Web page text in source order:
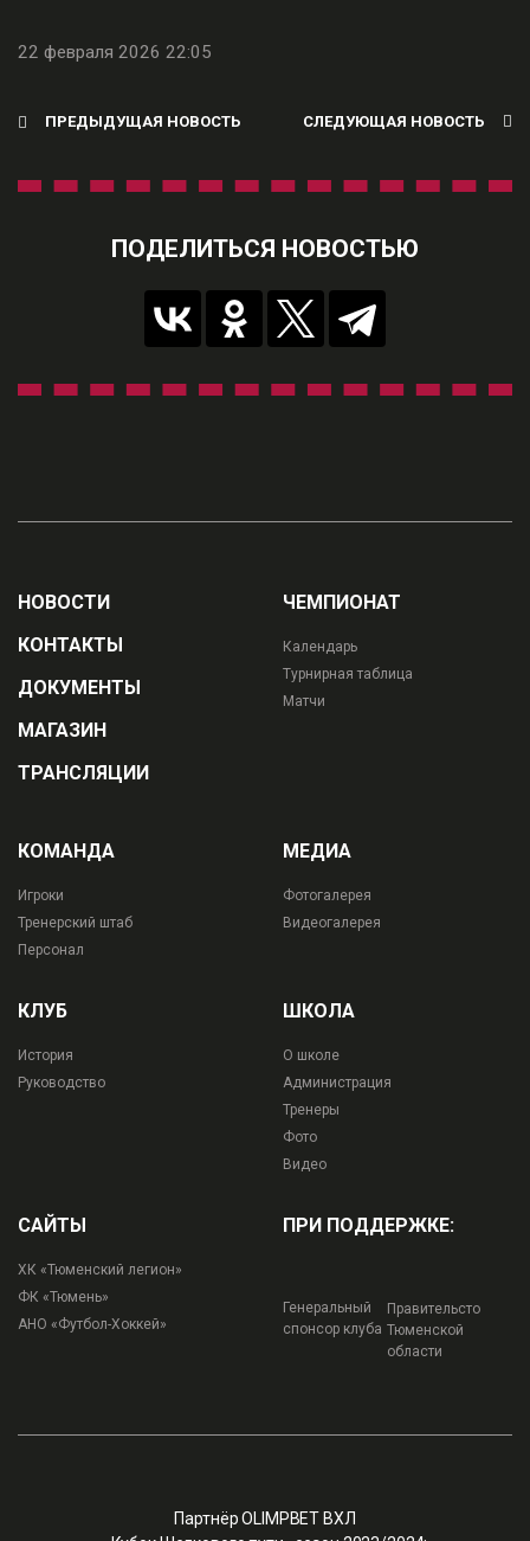
22 февраля 2026 22:05
ПРЕДЫДУЩАЯ НОВОСТЬ СЛЕДУЮЩАЯ НОВОСТЬ
ПОДЕЛИТЬСЯ НОВОСТЬЮ
НОВОСТИ
КОНТАКТЫ
ДОКУМЕНТЫ
МАГАЗИН
ТРАНСЛЯЦИИ
ЧЕМПИОНАТ
Календарь
Турнирная таблица
Матчи
КОМАНДА
Игроки
Тренерский штаб
Персонал
МЕДИА
Фотогалерея
Видеогалерея
КЛУБ
История
Руководство
ШКОЛА
О школе
Администрация
Тренеры
Фото
Видео
САЙТЫ
ХК «Тюменский легион»
ФК «Тюмень»
АНО «Футбол-Хоккей»
ПРИ ПОДДЕРЖКЕ:
Генеральный
спонсор клуба
Правительсто
Тюменской
области
Партнёр OLIMPBET ВХЛ